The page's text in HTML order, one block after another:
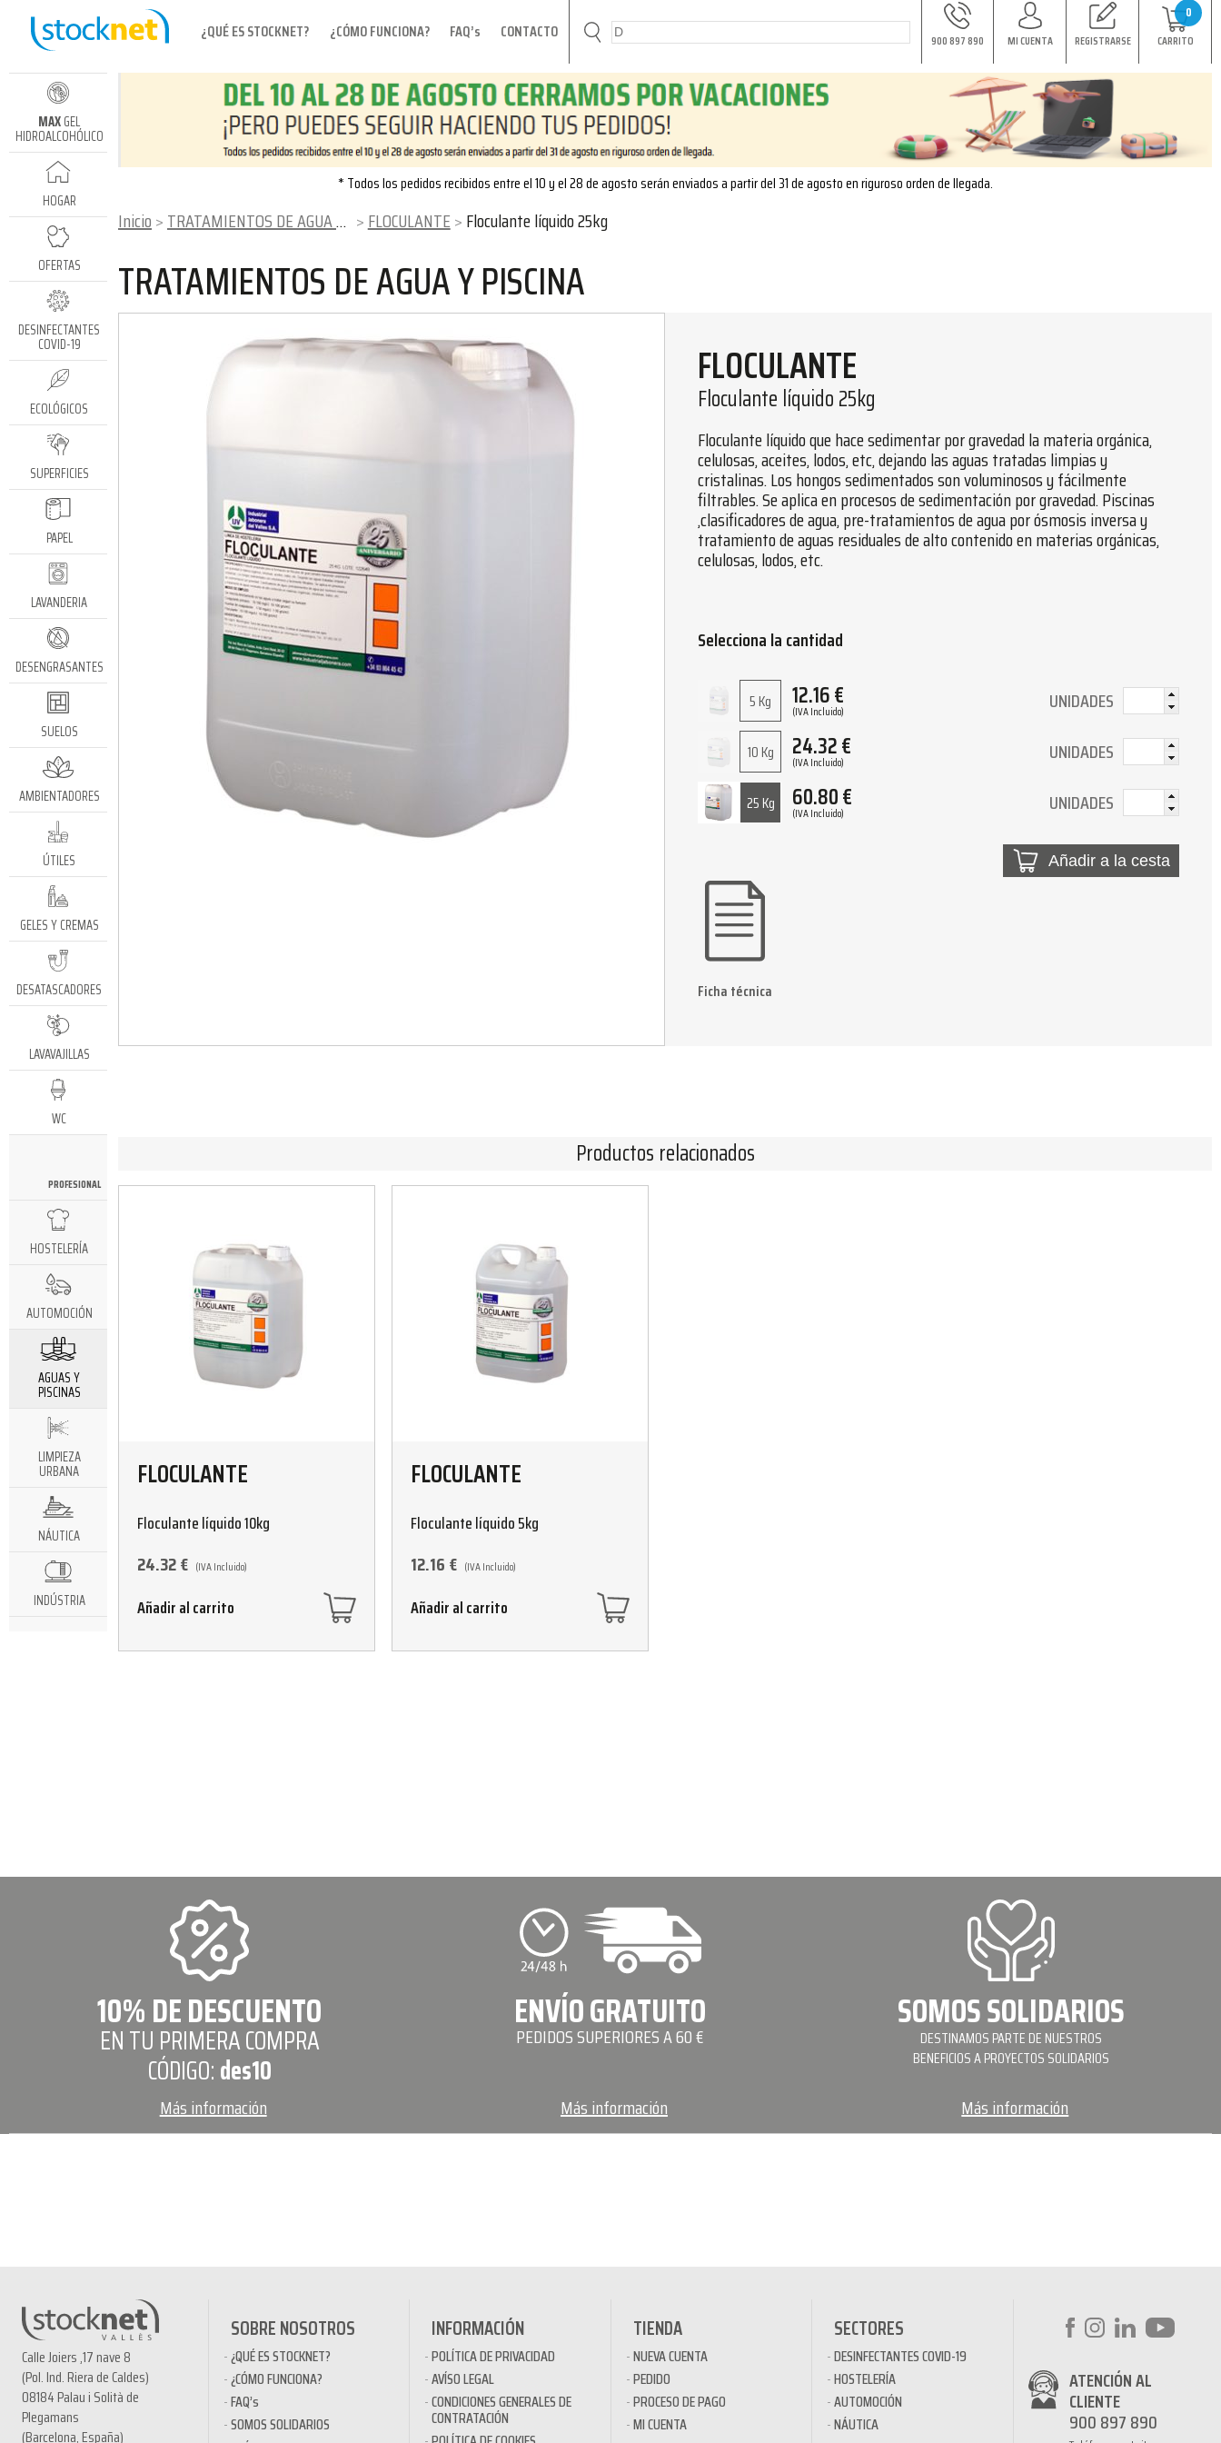
¿QUÉ ES STOCKNET? ¿CÓMO FUNCIONA? FAQ’s CONTACTO 900 897 890 MI CUENTA REGISTRARSE
0
CARRITO
MAXGEL
HIDROALCOHÓLICO
HOGAR
OFERTAS
DESINFECTANTES
COVID-19
ECOLÓGICOS
SUPERFICIES
PAPEL
LAVANDERIA
DESENGRASANTES
SUELOS
AMBIENTADORES
ÚTILES
GELES Y CREMAS
DESATASCADORES
LAVAVAJILLAS
WC
PROFESIONAL
HOSTELERÍA
AUTOMOCIÓN
AGUAS Y
PISCINAS
LIMPIEZA
URBANA
NÁUTICA
INDÚSTRIA
* Todos los pedidos recibidos entre el 10 y el 28 de agosto serán enviados a partir del 31 de agosto en riguroso orden de llegada.
Inicio TRATAMIENTOS DE AGUA Y PISCINA FLOCULANTE Floculante líquido 25kg
TRATAMIENTOS DE AGUA Y PISCINA
FLOCULANTE
Floculante líquido 25kg
Floculante líquido que hace sedimentar por gravedad la materia orgánica,
celulosas, aceites, lodos, etc, dejando las aguas tratadas limpias y
cristalinas. Los hongos sedimentados son voluminosos y fácilmente
filtrables. Se aplica en procesos de sedimentación por gravedad. Piscinas
,clasificadores de agua, pre-tratamientos de agua por ósmosis inversa y
tratamiento de aguas residuales de alto contenido en materias orgánicas,
celulosas, lodos, etc.
Selecciona la cantidad
5 Kg 12.16€
(IVA Incluido) UNIDADES
10 Kg 24.32€
(IVA Incluido) UNIDADES
25 Kg 60.80€
(IVA Incluido) UNIDADES
Añadir a la cesta
Ficha técnica
Productos relacionados
FLOCULANTE
Floculante líquido 10kg
24.32€ (IVA Incluido)
Añadir al carrito
FLOCULANTE
Floculante líquido 5kg
12.16€ (IVA Incluido)
Añadir al carrito
10% DE DESCUENTO
EN TU PRIMERA COMPRA
CÓDIGO:des10
Más información
ENVÍO GRATUITO
PEDIDOS SUPERIORES A 60 €
Más información
SOMOS SOLIDARIOS
DESTINAMOS PARTE DE NUESTROS
BENEFICIOS A PROYECTOS SOLIDARIOS
Más información
Calle Joiers ,17 nave 8
(Pol. Ind. Riera de Caldes)
08184 Palau i Solità de
Plegamans
(Barcelona, España)
SOBRE NOSOTROS
¿QUÉ ES STOCKNET?
¿CÓMO FUNCIONA?
FAQ’s
SOMOS SOLIDARIOS
INFORMACIÓN
POLÍTICA DE PRIVACIDAD
AVÍSO LEGAL
CONDICIONES GENERALES DE
CONTRATACIÓN
TIENDA
NUEVA CUENTA
PEDIDO
PROCESO DE PAGO
MI CUENTA
SECTORES
DESINFECTANTES COVID-19
HOSTELERÍA
AUTOMOCIÓN
NÁUTICA
ATENCIÓN AL
CLIENTE
900 897 890